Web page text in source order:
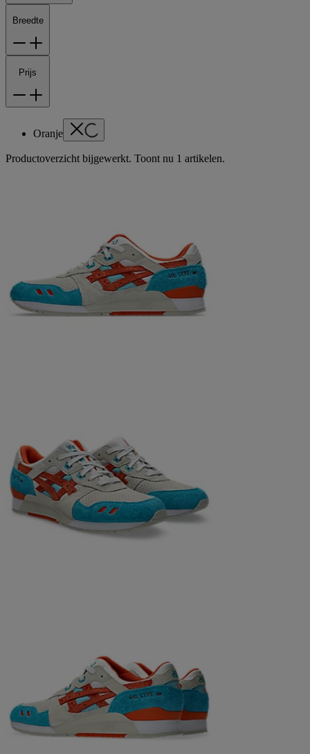
Breedte
Prijs
Oranje
Productoverzicht bijgewerkt. Toont nu 1 artikelen.